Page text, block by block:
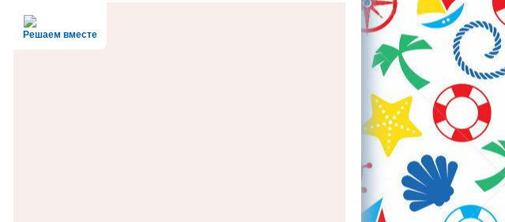
Решаем вместе